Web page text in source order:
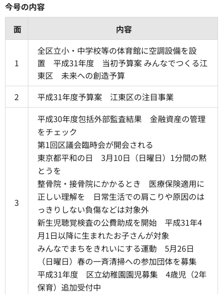
今号の内容
面
内容
1
全区立小・中学校等の体育館に空調設備を設
置 平成31年度 当初予算案 みんなでつくる江
東区 未来への創造予算
2
平成31年度予算案 江東区の注目事業
3
平成30年度包括外部監査結果 金融資産の管理
をチェック
第1回区議会臨時会が開会される
東京都平和の日 3月10日（日曜日）1分間の黙
とうを
整骨院・接骨院にかかるとき 医療保険適用に
正しい理解を 日常生活での肩こりや原因のは
っきりしない負傷などは対象外
新生児聴覚検査の公費助成を開始 平成31年4
月1日以降に生まれたお子さんが対象
みんなでまちをきれいにする運動 5月26日
（日曜日）春の一斉清掃への参加団体を募集
平成31年度 区立幼稚園園児募集 4歳児（2年
保育）追加受付中